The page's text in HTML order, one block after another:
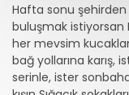
Hafta sonu şehirden
buluşmak istiyorsan
her mevsim
bağ yollarına karış,
serinle, ister